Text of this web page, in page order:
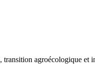
agroécologique et